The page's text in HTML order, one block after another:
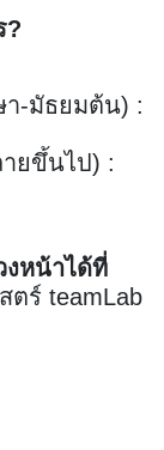
?
า-มัธยมต้น) :
ยขึ้นไป) :
งหน้าได้ที่
ร์ teamLab